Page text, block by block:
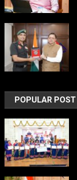
POPULAR POST